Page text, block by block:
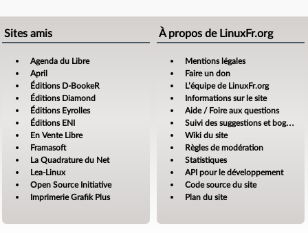
Sites amis
Agenda du Libre
April
Éditions D-BookeR
Éditions Diamond
Éditions Eyrolles
Éditions ENI
En Vente Libre
Framasoft
La Quadrature du Net
Lea-Linux
Open Source Initiative
Imprimerie Grafik Plus
À propos de LinuxFr.org
Mentions légales
Faire un don
L’équipe de LinuxFr.org
Informations sur le site
Aide / Foire aux questions
Suivi des suggestions et bogues
Wiki du site
Règles de modération
Statistiques
API pour le développement
Code source du site
Plan du site